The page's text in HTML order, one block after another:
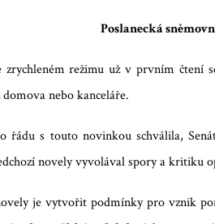
Poslanecká
režimu už v prvním čtení
nebo kanceláře.
řádu s touto novinkou schválila,
novely vyvolával spory a
je vytvořit podmínky pro vznik